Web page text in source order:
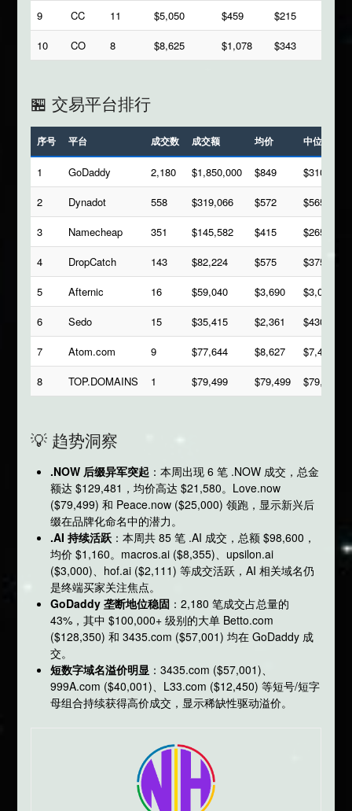
9 CC 11 $5,050 $459
$215
10
CO 8 $8,625 $1,078 $343
🏪 交易平台排行
序号 平台 成交数 成交额 均价 中位数
1 GoDaddy 2,180 $1,850,000 $849
$310
2
Dynadot 558 $319,066 $572
$565
3
Namecheap 351 $145,582 $415
$265
4
DropCatch 143 $82,224 $575
$375
5
Afternic 16 $59,040 $3,690
$3,000
6
Sedo 15 $35,415 $2,361
$430
7
Atom.com 9 $77,644 $8,627
$7,488
8
TOP.DOMAINS 1 $79,499 $79,499 $79,499
💡 趋势洞察
.NOW 后缀异军突起 ：本周出现 6 笔 .NOW 成交，总金
额达 $129,481，均价高达 $21,580。Love.now
($79,499) 和 Peace.now ($25,000) 领跑，显示新兴后
缀在品牌化命名中的潜力。
.AI 持续活跃：本周共 85 笔 .AI 成交，总额 $98,600，
均价 $1,160。macros.ai ($8,355)、upsilon.ai
($3,000)、hof.ai ($2,111) 等成交活跃，AI 相关域名仍
是终端买家关注焦点。
GoDaddy 垄断地位稳固 ：2,180 笔成交占总量的
43%，其中 $100,000+ 级别的大单 Betto.com
($128,350) 和 3435.com ($57,001) 均在 GoDaddy 成
交。
短数字域名溢价明显 ：3435.com ($57,001)、
999A.com ($40,001)、L33.com ($12,450) 等短号/短字
母组合持续获得高价成交，显示稀缺性驱动溢价。